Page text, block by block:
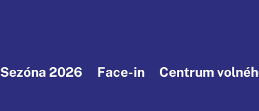
Sezóna 2026 Face-in Centrum